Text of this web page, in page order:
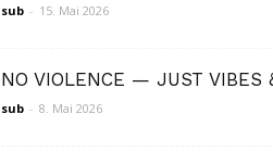
sub - 15. Mai 2026
NO VIOLENCE — JUST VIBES
sub - 8. Mai 2026